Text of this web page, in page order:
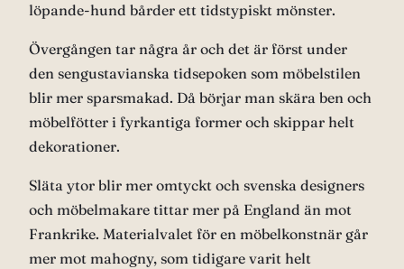
löpande-hund bårder ett tidstypiskt mönster.
Övergången tar några år och det är först under
den sengustavianska tidsepoken som möbelstilen
blir mer sparsmakad. Då börjar man skära ben och
möbelfötter i fyrkantiga former och skippar helt
dekorationer.
Släta ytor blir mer omtyckt och svenska designers
och möbelmakare tittar mer på England än mot
Frankrike. Materialvalet för en möbelkonstnär går
mer mot mahogny, som tidigare varit helt